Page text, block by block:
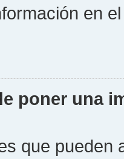
en
poner una
que pueden